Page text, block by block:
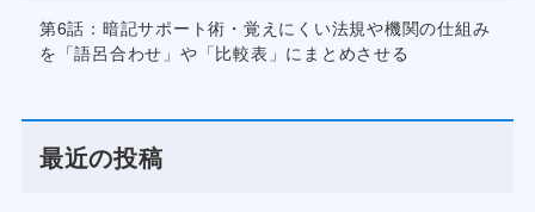
第6話：暗記サポート術・覚えにくい法規や機関の仕組み
を「語呂合わせ」や「比較表」にまとめさせる
最近の投稿